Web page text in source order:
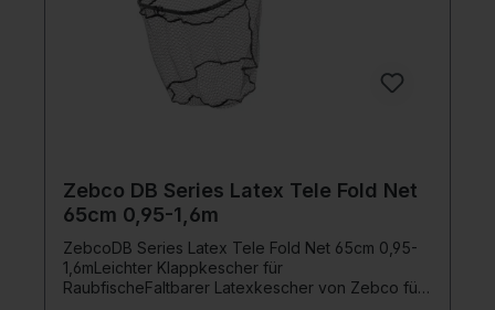
Zebco DB Series Latex Tele Fold Net
65cm 0,95-1,6m
ZebcoDB Series Latex Tele Fold Net 65cm 0,95-
1,6mLeichter Klappkescher für
RaubfischeFaltbarer Latexkescher von Zebco für